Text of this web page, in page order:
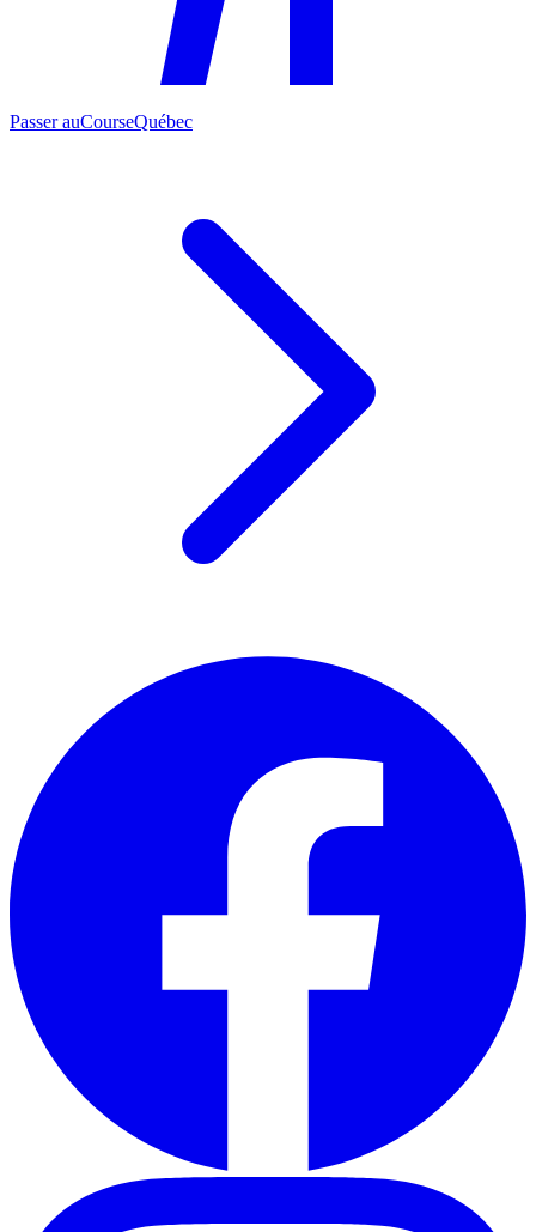
Passer auCourseQuébec